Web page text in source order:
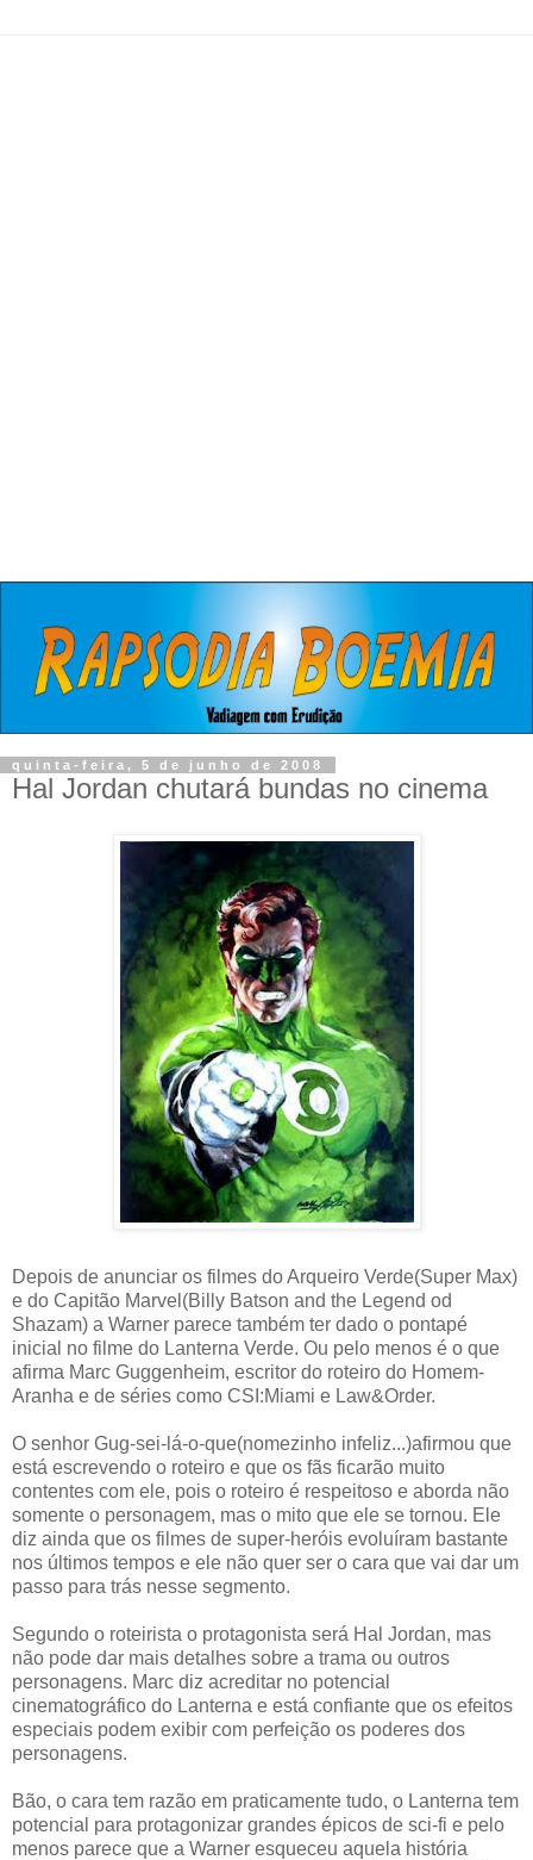
quinta-feira, 5 de junho de 2008
Hal Jordan chutará bundas no cinema
Depois de anunciar os filmes do Arqueiro Verde(Super Max)
e do Capitão Marvel(Billy Batson and the Legend od
Shazam) a Warner parece também ter dado o pontapé
inicial no filme do Lanterna Verde. Ou pelo menos é o que
afirma Marc Guggenheim, escritor do roteiro do Homem-
Aranha e de séries como CSI:Miami e Law&Order.
O senhor Gug-sei-lá-o-que(nomezinho infeliz...)afirmou que
está escrevendo o roteiro e que os fãs ficarão muito
contentes com ele, pois o roteiro é respeitoso e aborda não
somente o personagem, mas o mito que ele se tornou. Ele
diz ainda que os filmes de super-heróis evoluíram bastante
nos últimos tempos e ele não quer ser o cara que vai dar um
passo para trás nesse segmento.
Segundo o roteirista o protagonista será Hal Jordan, mas
não pode dar mais detalhes sobre a trama ou outros
personagens. Marc diz acreditar no potencial
cinematográfico do Lanterna e está confiante que os efeitos
especiais podem exibir com perfeição os poderes dos
personagens.
Bão, o cara tem razão em praticamente tudo, o Lanterna tem
potencial para protagonizar grandes épicos de sci-fi e pelo
menos parece que a Warner esqueceu aquela história